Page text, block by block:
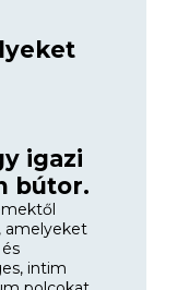
igazi
bútor.
amelyeket
intim